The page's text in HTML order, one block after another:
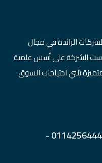
الرائدة في مجال
الشركة على أسس علمية
تلبي احتياجات السوق
رقم الهاتف : 01000040590 - 01142564444 -